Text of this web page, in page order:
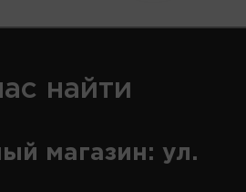
найти
магазин: ул.